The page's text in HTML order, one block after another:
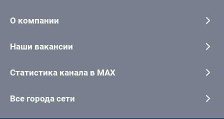
О компании
Наши вакансии
Статистика канала в MAX
Все города сети